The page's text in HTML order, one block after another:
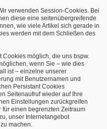
verwenden Session-Cookies. Bei
diese eine seitenübergreifende
wie viele Artikel sich gerade in
werden mit dem Schließen des
Cookies möglich, die uns bspw.
wenn Sie – wie dies
ist – einzelne unserer
mit Benutzernamen und
Persistant Cookies
Seitenaufruf wieder auf Ihre
Einstellungen zurückgreifen
einen begrenzten Zeitraum
unser Internetangebot
machen.